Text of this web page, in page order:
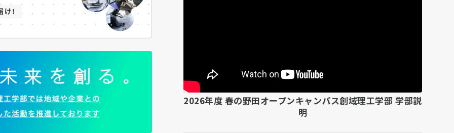
2026年度 春の野田オープンキャンパス創域理工学部 学部説
明